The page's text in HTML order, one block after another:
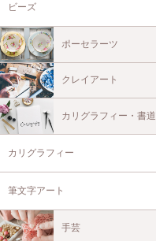
ビーズ
ポーセラーツ
クレイアート
カリグラフィー・書道
カリグラフィー
筆文字アート
手芸